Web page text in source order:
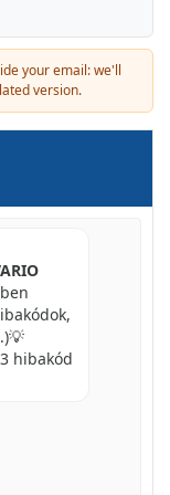
your email: we'll
version.
hibakód